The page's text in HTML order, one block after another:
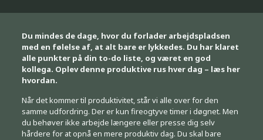
Du mindes de dage, hvor du forlader arbejdspladsen
med en følelse af, at alt bare er lykkedes. Du har klaret
alle punkter på din to-do liste, og været en god
kollega. Oplev denne produktive rus hver dag – læs her
hvordan.
Når det kommer til produktivitet, står vi alle over for den
samme udfordring. Der er kun fireogtyve timer i døgnet. Men
du behøver ikke arbejde længere eller presse dig selv
hårdere for at opnå en mere produktiv dag. Du skal bare